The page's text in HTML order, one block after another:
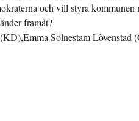
och vill styra kommunen
framåt?
Solnestam Lövenstad